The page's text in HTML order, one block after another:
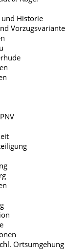
und Historie
Vorzugsvariante
Ortsumgehung